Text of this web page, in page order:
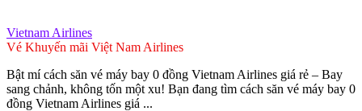
Vietnam Airlines
Vé Khuyến mãi Việt Nam Airlines
Bật mí cách săn vé máy bay 0 đồng Vietnam Airlines giá rẻ – Bay
sang chảnh, không tốn một xu! Bạn đang tìm cách săn vé máy bay 0
đồng Vietnam Airlines giá ...